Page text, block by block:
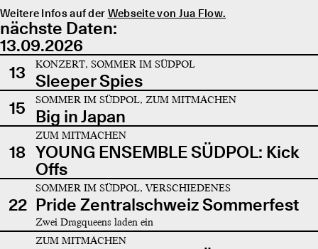
Weitere Infos auf der Webseite von Jua Flow.
nächste Daten:
13.09.2026
13
KONZERT, SOMMER IM SÜDPOL
Sleeper Spies
15
SOMMER IM SÜDPOL, ZUM MITMACHEN
Big in Japan
18
ZUM MITMACHEN
YOUNG ENSEMBLE SÜDPOL: Kick
Offs
22
SOMMER IM SÜDPOL, VERSCHIEDENES
Pride Zentralschweiz Sommerfest
Zwei Dragqueens laden ein
ZUM MITMACHEN